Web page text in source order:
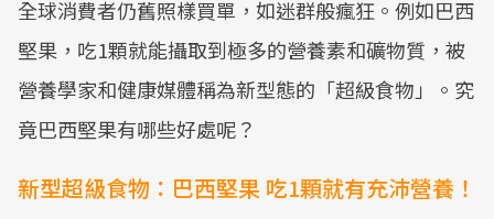
全球消費者仍舊照樣買單，如迷群般瘋狂。例如巴西
堅果，吃1顆就能攝取到極多的營養素和礦物質，被
營養學家和健康媒體稱為新型態的「超級食物」。究
竟巴西堅果有哪些好處呢？
新型超級食物：巴西堅果 吃1顆就有充沛營養！